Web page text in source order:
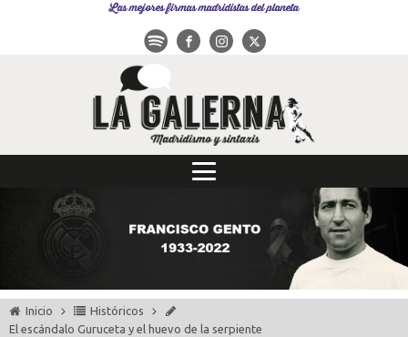
Las mejores firmas madridistas del planeta
Inicio
Históricos
El escándalo Guruceta y el huevo de la serpiente